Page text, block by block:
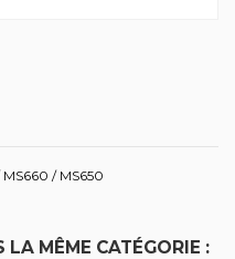
/ MS650
MÊME CATÉGORIE :